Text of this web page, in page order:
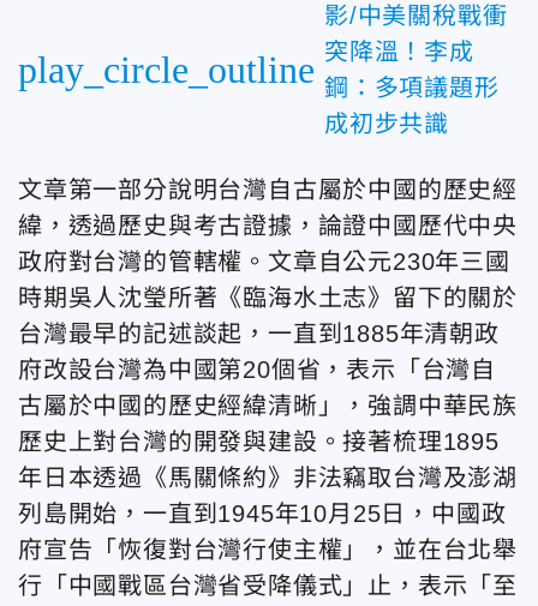
play_circle_outline
影/中美關稅戰衝
突降溫！李成
鋼：多項議題形
成初步共識
文章第一部分說明台灣自古屬於中國的歷史經
緯，透過歷史與考古證據，論證中國歷代中央
政府對台灣的管轄權。文章自公元230年三國
時期吳人沈瑩所著《臨海水土志》留下的關於
台灣最早的記述談起，一直到1885年清朝政
府改設台灣為中國第20個省，表示「台灣自
古屬於中國的歷史經緯清晰」，強調中華民族
歷史上對台灣的開發與建設。接著梳理1895
年日本透過《馬關條約》非法竊取台灣及澎湖
列島開始，一直到1945年10月25日，中國政
府宣告「恢復對台灣行使主權」，並在台北舉
行「中國戰區台灣省受降儀式」止，表示「至